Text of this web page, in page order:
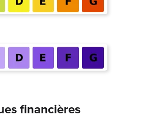
financières